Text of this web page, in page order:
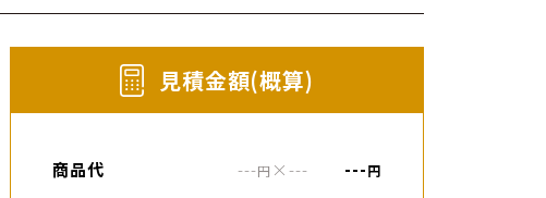
⾒積⾦額(概算)
商品代 ---円 ×--- ---円